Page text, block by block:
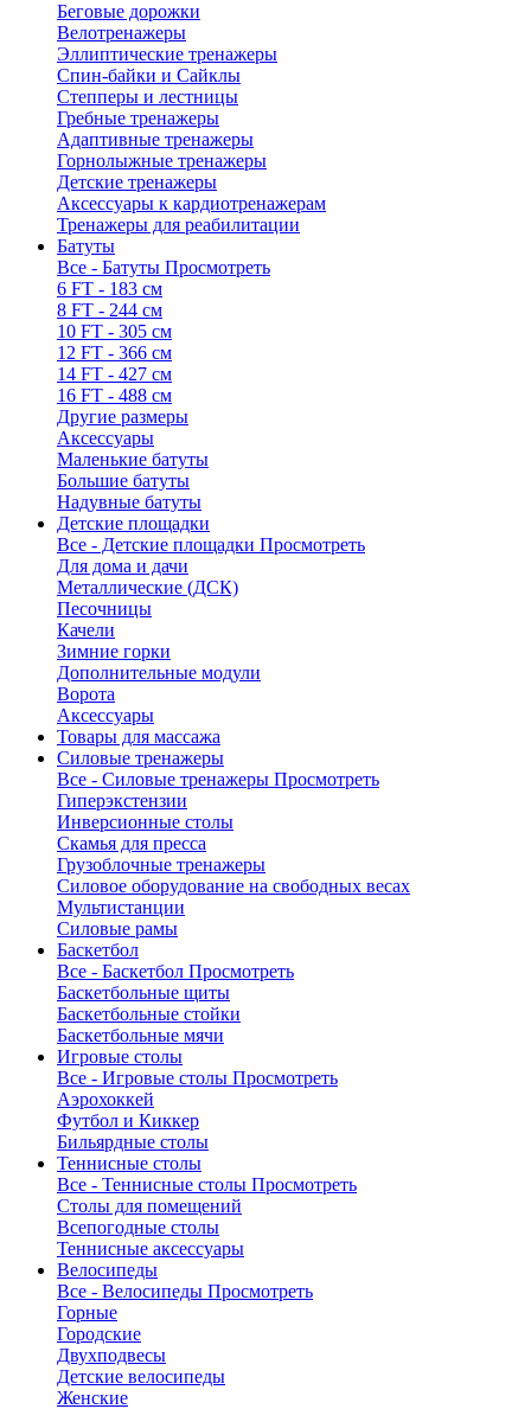
Беговые дорожки
Велотренажеры
Эллиптические тренажеры
Спин-байки и Сайклы
Степперы и лестницы
Гребные тренажеры
Адаптивные тренажеры
Горнолыжные тренажеры
Детские тренажеры
Аксессуары к кардиотренажерам
Тренажеры для реабилитации
Батуты
Все - Батуты Просмотреть
6 FT - 183 см
8 FT - 244 см
10 FT - 305 см
12 FT - 366 см
14 FT - 427 см
16 FT - 488 см
Другие размеры
Аксессуары
Маленькие батуты
Большие батуты
Надувные батуты
Детские площадки
Все - Детские площадки Просмотреть
Для дома и дачи
Металлические (ДСК)
Песочницы
Качели
Зимние горки
Дополнительные модули
Ворота
Аксессуары
Товары для массажа
Силовые тренажеры
Все - Силовые тренажеры Просмотреть
Гиперэкстензии
Инверсионные столы
Скамья для пресса
Грузоблочные тренажеры
Силовое оборудование на свободных весах
Мультистанции
Силовые рамы
Баскетбол
Все - Баскетбол Просмотреть
Баскетбольные щиты
Баскетбольные стойки
Баскетбольные мячи
Игровые столы
Все - Игровые столы Просмотреть
Аэрохоккей
Футбол и Киккер
Бильярдные столы
Теннисные столы
Все - Теннисные столы Просмотреть
Столы для помещений
Всепогодные столы
Теннисные аксессуары
Велосипеды
Все - Велосипеды Просмотреть
Горные
Городские
Двухподвесы
Детские велосипеды
Женские